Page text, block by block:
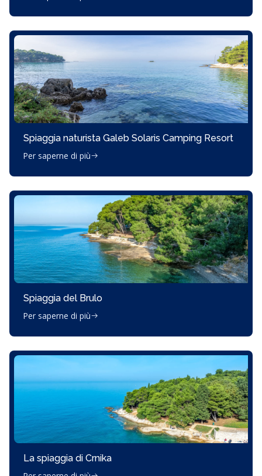
Spiaggia naturista Galeb Solaris Camping Resort
Per saperne di più
Spiaggia del Brulo
Per saperne di più
La spiaggia di Crnika